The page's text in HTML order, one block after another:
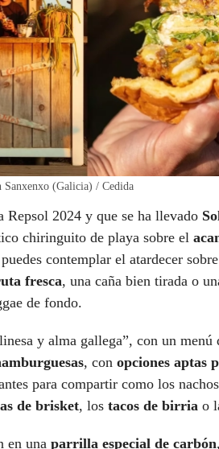
Sanxenxo (Galicia) / Cedida
2024 y que se ha llevado
chiringuito de playa sobre el
contemplar el atardecer
fresca, una caña bien tirada o
de fondo.
y alma gallega”, con un menú
, con opciones aptas
para compartir como los
de brisket, los tacos de birria o
en una parrilla especial de carbón